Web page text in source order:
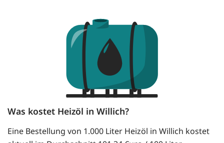
Was kostet Heizöl in Willich?
Eine Bestellung von 1.000 Liter Heizöl in Willich kostet